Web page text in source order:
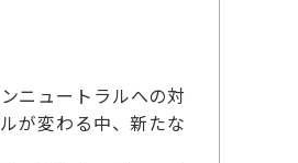
ニュートラルへの対
が変わる中、新たな